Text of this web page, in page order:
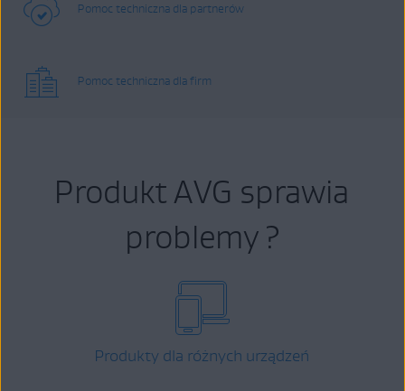
Pomoc techniczna dla partnerów
Pomoc techniczna dla firm
Produkt AVG sprawia
problemy ?
Produkty dla różnych urządzeń